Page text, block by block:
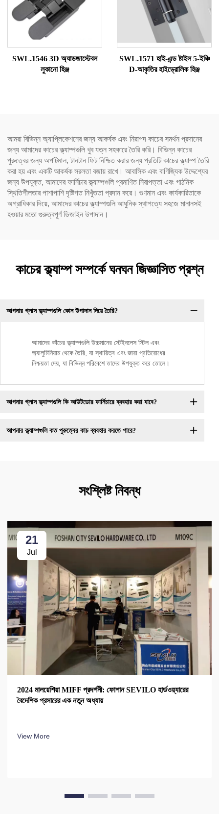
SWL.1546 3D অ্যাডজাস্টেবল
লুকানো হিঞ্জ
SWL.1571 হাই-এন্ড ষ্টাইল 5-ইঞ্চি
D-আকৃতির হাইড্রোলিক হিঞ্জ
আমরা বিভিন্ন অ্যাপ্লিকেশনের জন্য আকর্ষক এবং নিরাপদ কাচের সমর্থন প্রদানের
জন্য আমাদের কাচের ক্ল্যাম্পগুলি খুব যত্ন সহকারে তৈরি করি। বিভিন্ন কাচের
পুরুত্বের জন্য অপটিমাল, টানটান ফিট নিশ্চিত করার জন্য প্রতিটি কাচের ক্ল্যাম্প তৈরি
করা হয় এবং একটি আকর্ষক সরলতা বজায় রাখে। আবাসিক এবং বাণিজ্যিক উদ্দেশ্যের
জন্য উপযুক্ত, আমাদের ফার্নিচার ক্ল্যাম্পগুলি প্রমাণিত নিরাপত্তা এবং গাঠনিক
স্থিতিশীলতার পাশাপাশি দৃষ্টিগত নিখুঁততা প্রদান করে। গুণমান এবং কার্যকারিতাকে
অগ্রাধিকার দিয়ে, আমাদের কাচের ক্ল্যাম্পগুলি আধুনিক স্থাপত্যে সহজে মানানসই
হওয়ার মতো গুরুত্বপূর্ণ ডিজাইন উপাদান।
কাচের ক্ল্যাম্প সম্পর্কে ঘনঘন জিজ্ঞাসিত প্রশ্ন
আপনার গ্লাস ক্ল্যাম্পগুলি কোন উপাদান দিয়ে তৈরি?
আমাদের কাঁচের ক্ল্যাম্পগুলি উচ্চমানের স্টেইনলেস স্টিল এবং
অ্যালুমিনিয়াম থেকে তৈরি, যা স্থায়িত্ব এবং জারা প্রতিরোধের
নিশ্চয়তা দেয়, যা বিভিন্ন পরিবেশে তাদের উপযুক্ত করে তোলে।
আপনার গ্লাস ক্ল্যাম্পগুলি কি আউটডোর ফার্নিচারে ব্যবহার করা যাবে?
আপনার ক্ল্যাম্পগুলি কত পুরুত্বের কাচ ব্যবহার করতে পারে?
সংশ্লিষ্ট নিবন্ধ
21
Jul
2024 মালয়েশিয়া MIFF প্রদর্শনী: ফোশান SEVILO হার্ডওয়্যারের
বৈদেশিক প্রসারের এক নতুন অধ্যায়
View More